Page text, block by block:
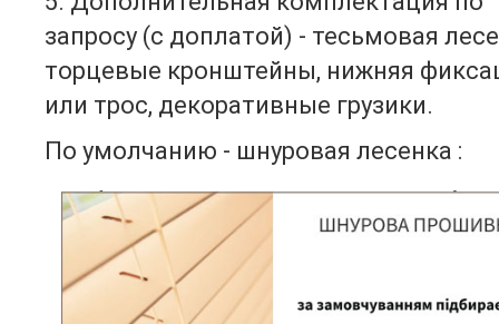
запросу (с доплатой) - тесьмовая
торцевые кронштейны, нижняя
или трос, декоративные грузики.
По умолчанию - шнуровая лесенка :